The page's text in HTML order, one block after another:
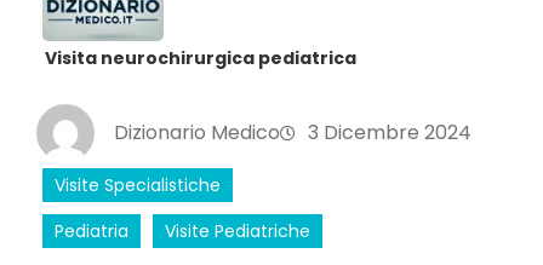
Visita neurochirurgica pediatrica
Dizionario Medico 3 Dicembre 2024
Visite Specialistiche
Pediatria
Visite Pediatriche